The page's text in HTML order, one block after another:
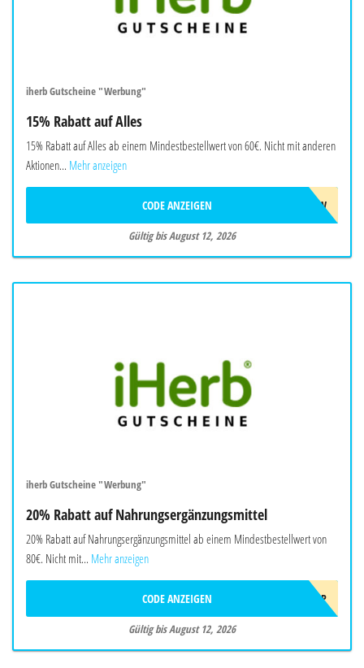
iherb Gutscheine "Werbung"
15% Rabatt auf Alles
15% Rabatt auf Alles ab einem Mindestbestellwert von 60€. Nicht mit anderen
Aktionen... Mehr anzeigen
AUG26SW
CODE ANZEIGEN
Gültig bis August 12, 2026
iherb Gutscheine "Werbung"
20% Rabatt auf Nahrungsergänzungsmittel
20% Rabatt auf Nahrungsergänzungsmittel ab einem Mindestbestellwert von
80€. Nicht mit... Mehr anzeigen
AUG26EUSUPP
CODE ANZEIGEN
Gültig bis August 12, 2026